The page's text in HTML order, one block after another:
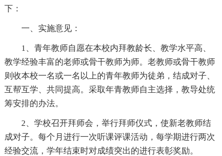
下：
一、实施意见：
1、青年教师自愿在本校内拜教龄长、教学水平高、
教学经验丰富的老师或骨干教师为师。老教师或骨干教师
则收本校一名或一名以上的青年教师为徒弟，结成对子、
互帮互学、共同提高。采取年青教师自主选择，教导处统
筹安排的办法。
2、学校召开拜师会，举行拜师仪式，使新老教师结
成对子。每个月进行一次听课评课活动，每学期进行两次
经验交流，学年结束时对成绩突出的进行表彰奖励。